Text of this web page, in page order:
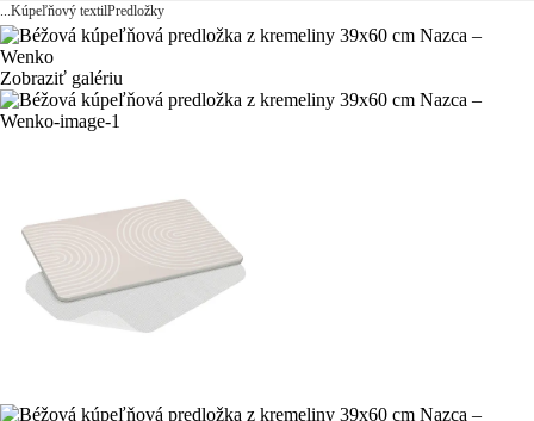
...Kúpeľňový textilPredložky
Zobraziť galériu